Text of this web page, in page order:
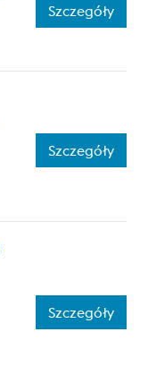
Szczegóły
Szczegóły
Szczegóły